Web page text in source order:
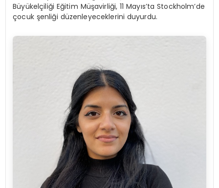
Büyükelçiliği Eğitim Müşavirliği, 11 Mayıs’ta Stockholm’de
çocuk şenliği düzenleyeceklerini duyurdu.